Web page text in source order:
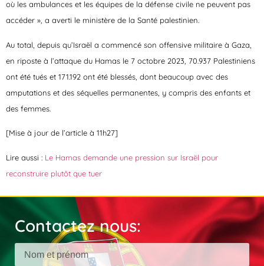
où les ambulances et les équipes de la défense civile ne peuvent pas
accéder », a averti le ministère de la Santé palestinien.
Au total, depuis qu’Israël a commencé son offensive militaire à Gaza,
en riposte à l’attaque du Hamas le 7 octobre 2023, 70.937 Palestiniens
ont été tués et 171.192 ont été blessés, dont beaucoup avec des
amputations et des séquelles permanentes, y compris des enfants et
des femmes.
[Mise à jour de l’article à 11h27]
Lire aussi : Le Hamas demande une pression sur Israël pour
reconstruire plutôt que tuer
Contactez nous: